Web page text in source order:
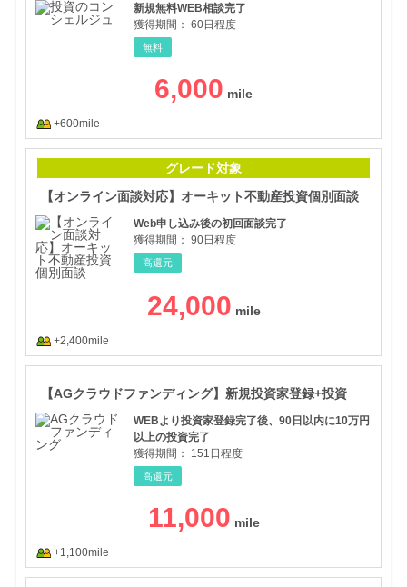
新規無料WEB相談完了
獲得期間： 60日程度
無料
6,000
+600mile
グレード対象
【オンライン面談対応】オーキット不動産投資個別面談
Web申し込み後の初回面談完了
獲得期間： 90日程度
高還元
24,000
+2,400mile
【AGクラウドファンディング】新規投資家登録+投資
WEBより投資家登録完了後、90日以内に10万円
以上の投資完了
獲得期間：
151日程度
高還元
11,000
+1,100mile